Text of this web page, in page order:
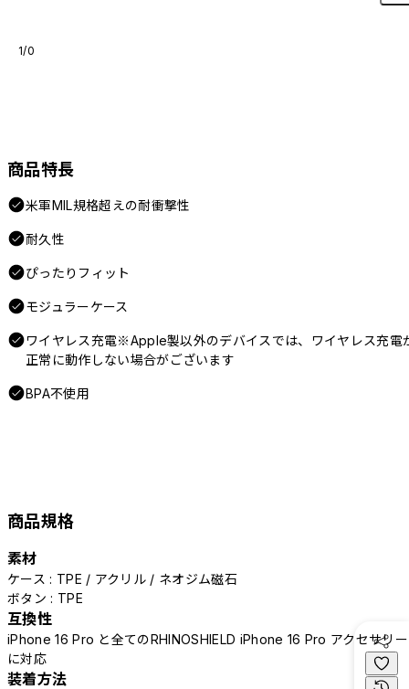
1/0
商品特長
米軍MIL規格超えの耐衝撃性
耐久性
ぴったりフィット
モジュラーケース
ワイヤレス充電※Apple製以外のデバイスでは、ワイヤレス充電
正常に動作しない場合がございます
BPA不使用
商品規格
素材
ケース : TPE / アクリル / ネオジム磁石
ボタン : TPE
互換性
iPhone 16 Pro と全てのRHINOSHIELD iPhone 16 Pro アクセサリー
に対応
装着方法